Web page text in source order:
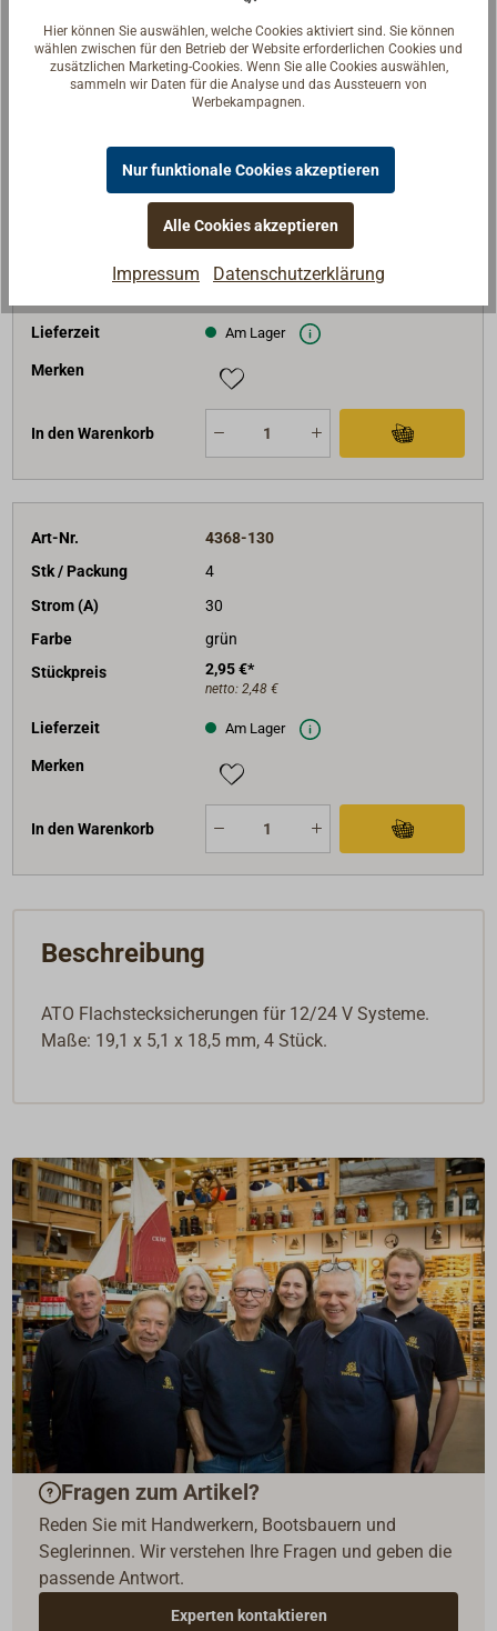
In den Warenkorb
Stk / Packung
4
2,95 €*
Lieferzeit Am Lager
Merken
In den Warenkorb
Art-Nr.
4368-130
Stk / Packung
4
Strom (A)
30
Farbe
grün
Stückpreis
2,95 €*
netto: 2,48 €
Lieferzeit Am Lager
Merken
In den Warenkorb
Beschreibung
ATO Flachstecksicherungen für 12/24 V Systeme.
Maße: 19,1 x 5,1 x 18,5 mm, 4 Stück.
Fragen zum Artikel?
Reden Sie mit Handwerkern, Bootsbauern und
Seglerinnen. Wir verstehen Ihre Fragen und geben die
passende Antwort.
Experten kontaktieren
Hier können Sie auswählen, welche Cookies aktiviert sind. Sie können
wählen zwischen für den Betrieb der Website erforderlichen Cookies und
zusätzlichen Marketing-Cookies. Wenn Sie alle Cookies auswählen,
sammeln wir Daten für die Analyse und das Aussteuern von
Werbekampagnen.
Nur funktionale Cookies akzeptieren
Alle Cookies akzeptieren
Impressum Datenschutzerklärung